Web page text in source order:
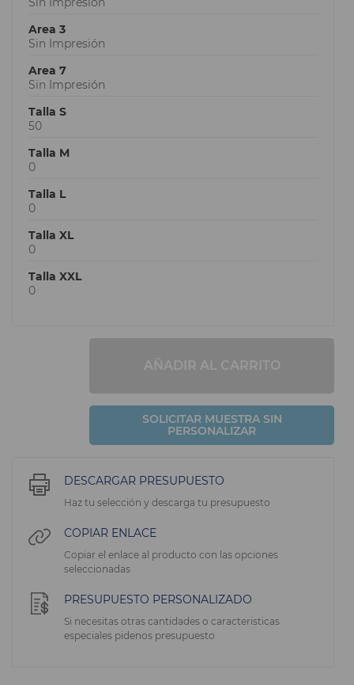
Area 3
Sin Impresión
Area 7
Sin Impresión
Talla S
50
Talla M
0
Talla L
0
Talla XL
0
Talla XXL
0
AÑADIR AL CARRITO
SOLICITAR MUESTRA SIN
PERSONALIZAR
DESCARGAR PRESUPUESTO
Haz tu selección y descarga tu presupuesto
COPIAR ENLACE
Copiar el enlace al producto con las opciones
seleccionadas
PRESUPUESTO PERSONALIZADO
Si necesitas otras cantidades o caracteristicas
especiales pidenos presupuesto